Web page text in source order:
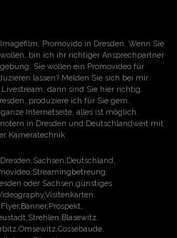
Promovido in Dresden. Wenn Sie
bin ich ihr richtiger Ansprechpartner
Sie wollen ein Promovideo für
lassen? Melden Sie sich bei mir.
dann sind Sie hier richtig.
produziere ich für Sie gern.
Internetseite, alles ist möglich.
in Dresden und Deutschlandweit mit
Kameratechnik
oder Sachsen,günstiges